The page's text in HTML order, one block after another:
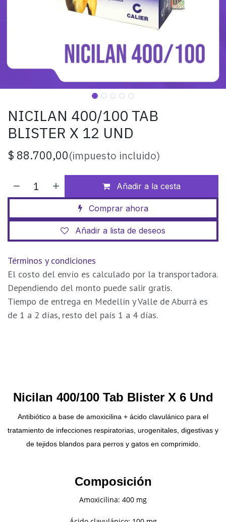
NICILAN 400/100 TAB
BLISTER X 12 UND
$ 88.700,00(impuesto incluido)
Añadir a la cesta
Comprar ahora
Añadir a lista de deseos
Términos y condiciones
El costo del envío es calculado por la transportadora.
Dependiendo del monto puede salir gratis.
Tiempo de entrega en Medellín y Valle de Aburrá es
de 1 a 2 días, resto del país 1 a 4 días.
Nicilan 400/100 Tab Blister X 6 Und
Antibiótico a base de amoxicilina + ácido clavulánico para el
tratamiento de infecciones respiratorias, urogenitales, digestivas y
de tejidos blandos para perros y gatos en comprimido.
Composición
Amoxicilina: 400 mg